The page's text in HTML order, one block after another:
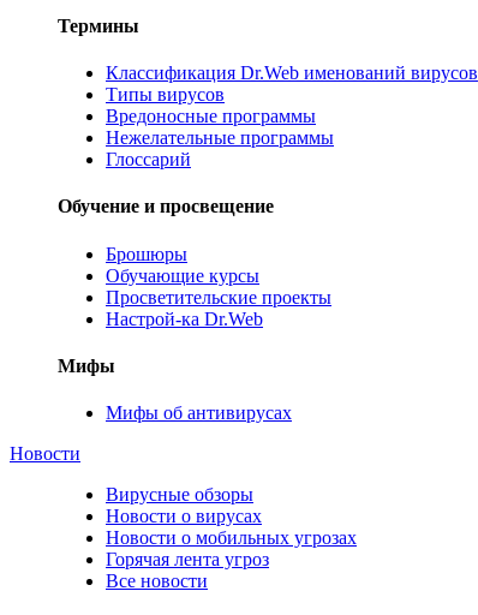
Термины
Классификация Dr.Web именований вирусов
Типы вирусов
Вредоносные программы
Нежелательные программы
Глоссарий
Обучение и просвещение
Брошюры
Обучающие курсы
Просветительские проекты
Настрой-ка Dr.Web
Мифы
Мифы об антивирусах
Новости
Вирусные обзоры
Новости о вирусах
Новости о мобильных угрозах
Горячая лента угроз
Все новости